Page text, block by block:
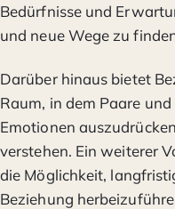
Bedürfnisse und
und neue Wege zu
Darüber hinaus bietet
Raum, in dem Paare
Emotionen
verstehen. Ein weiterer
die Möglichkeit,
Beziehung